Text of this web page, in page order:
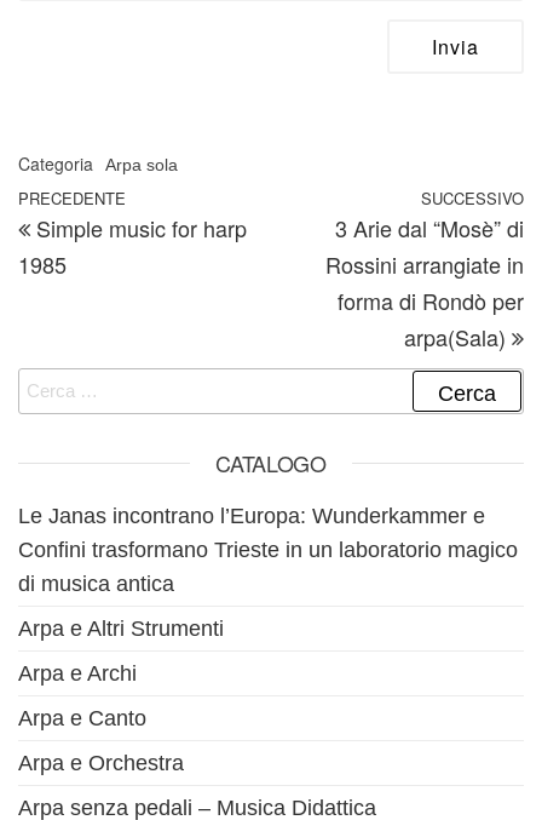
Categoria Arpa sola
Navigazione articoli
Articolo precedente
PRECEDENTE
Simple music for harp
1985
SUCCESSIVO
3 Arie dal “Mosè” di
Rossini arrangiate in
forma di Rondò per
arpa(Sala)
Ricerca per:
CATALOGO
Le Janas incontrano l’Europa: Wunderkammer e
Confini trasformano Trieste in un laboratorio magico
di musica antica
Arpa e Altri Strumenti
Arpa e Archi
Arpa e Canto
Arpa e Orchestra
Arpa senza pedali – Musica Didattica